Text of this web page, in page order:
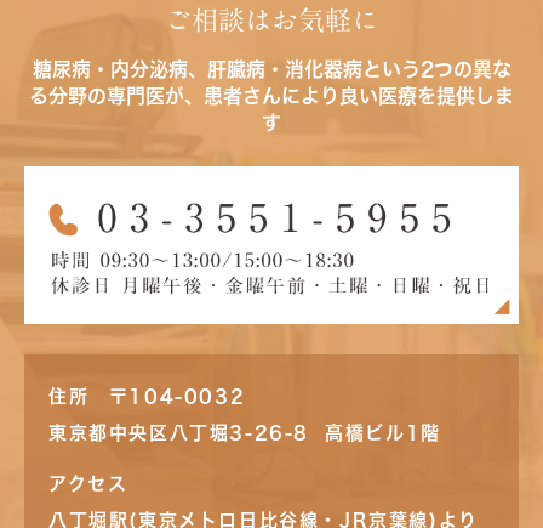
ご相談はお気軽に
糖尿病・内分泌病、肝臓病・消化器病という2つの異な
る分野の専門医が、患者さんにより良い医療を提供しま
す
住所 〒104-0032
東京都中央区八丁堀3-26-8 高橋ビル1階
アクセス
八丁堀駅(東京メトロ日比谷線・JR京葉線)より